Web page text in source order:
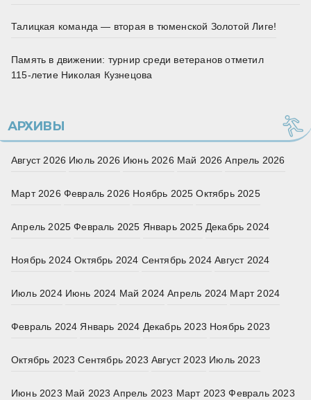
Талицкая команда — вторая в тюменской Золотой Лиге!
Память в движении: турнир среди ветеранов отметил
115‑летие Николая Кузнецова
АРХИВЫ
Август 2026 Июль 2026 Июнь 2026 Май 2026 Апрель 2026
Март 2026 Февраль 2026 Ноябрь 2025 Октябрь 2025
Апрель 2025 Февраль 2025 Январь 2025 Декабрь 2024
Ноябрь 2024 Октябрь 2024 Сентябрь 2024 Август 2024
Июль 2024 Июнь 2024 Май 2024 Апрель 2024 Март 2024
Февраль 2024 Январь 2024 Декабрь 2023 Ноябрь 2023
Октябрь 2023 Сентябрь 2023 Август 2023 Июль 2023
Июнь 2023 Май 2023 Апрель 2023 Март 2023 Февраль 2023